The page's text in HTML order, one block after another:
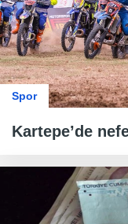
Spor
Kartepe’de